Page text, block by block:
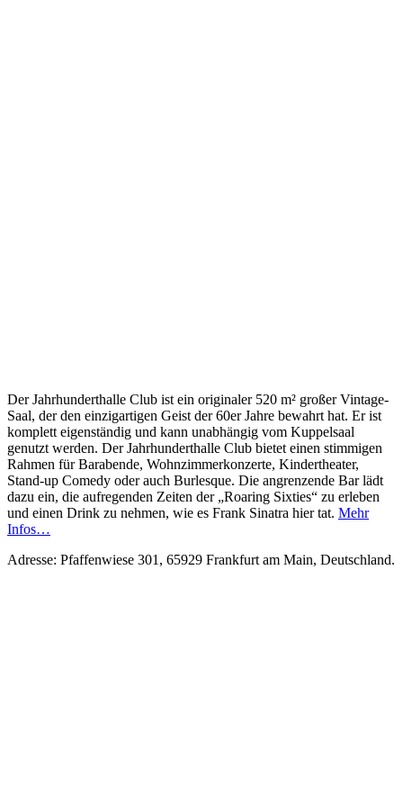
Der Jahrhunderthalle Club ist ein originaler 520 m² großer Vintage-
Saal, der den einzigartigen Geist der 60er Jahre bewahrt hat. Er ist
komplett eigenständig und kann unabhängig vom Kuppelsaal
genutzt werden. Der Jahrhunderthalle Club bietet einen stimmigen
Rahmen für Barabende, Wohnzimmerkonzerte, Kindertheater,
Stand-up Comedy oder auch Burlesque. Die angrenzende Bar lädt
dazu ein, die aufregenden Zeiten der „Roaring Sixties“ zu erleben
und einen Drink zu nehmen, wie es Frank Sinatra hier tat. Mehr
Infos…
Adresse: Pfaffenwiese 301, 65929 Frankfurt am Main, Deutschland.